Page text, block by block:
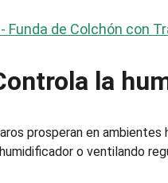
Funda de Colchón con
la
prosperan en
o ventilando